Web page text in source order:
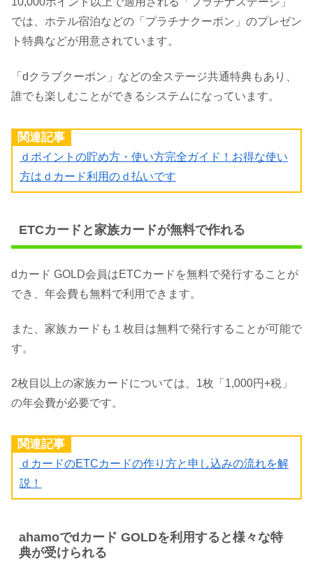
では、ホテル宿泊などの「プラチナクーポン」のプレゼン
ト特典などが用意されています。
「dクラブクーポン」などの全ステージ共通特典もあり、
誰でも楽しむことができるシステムになっています。
関連記事
ｄポイントの貯め方・使い方完全ガイド！お得な使い
方はｄカード利用のｄ払いです
ETCカードと家族カードが無料で作れる
dカード GOLD会員はETCカードを無料で発行することが
でき、年会費も無料で利用できます。
また、家族カードも１枚目は無料で発行することが可能で
す。
2枚目以上の家族カードについては、1枚「1,000円+税」
の年会費が必要です。
関連記事
ｄカードのETCカードの作り方と申し込みの流れを解
説！
ahamoでdカード GOLDを利用すると様々な特
典が受けられる